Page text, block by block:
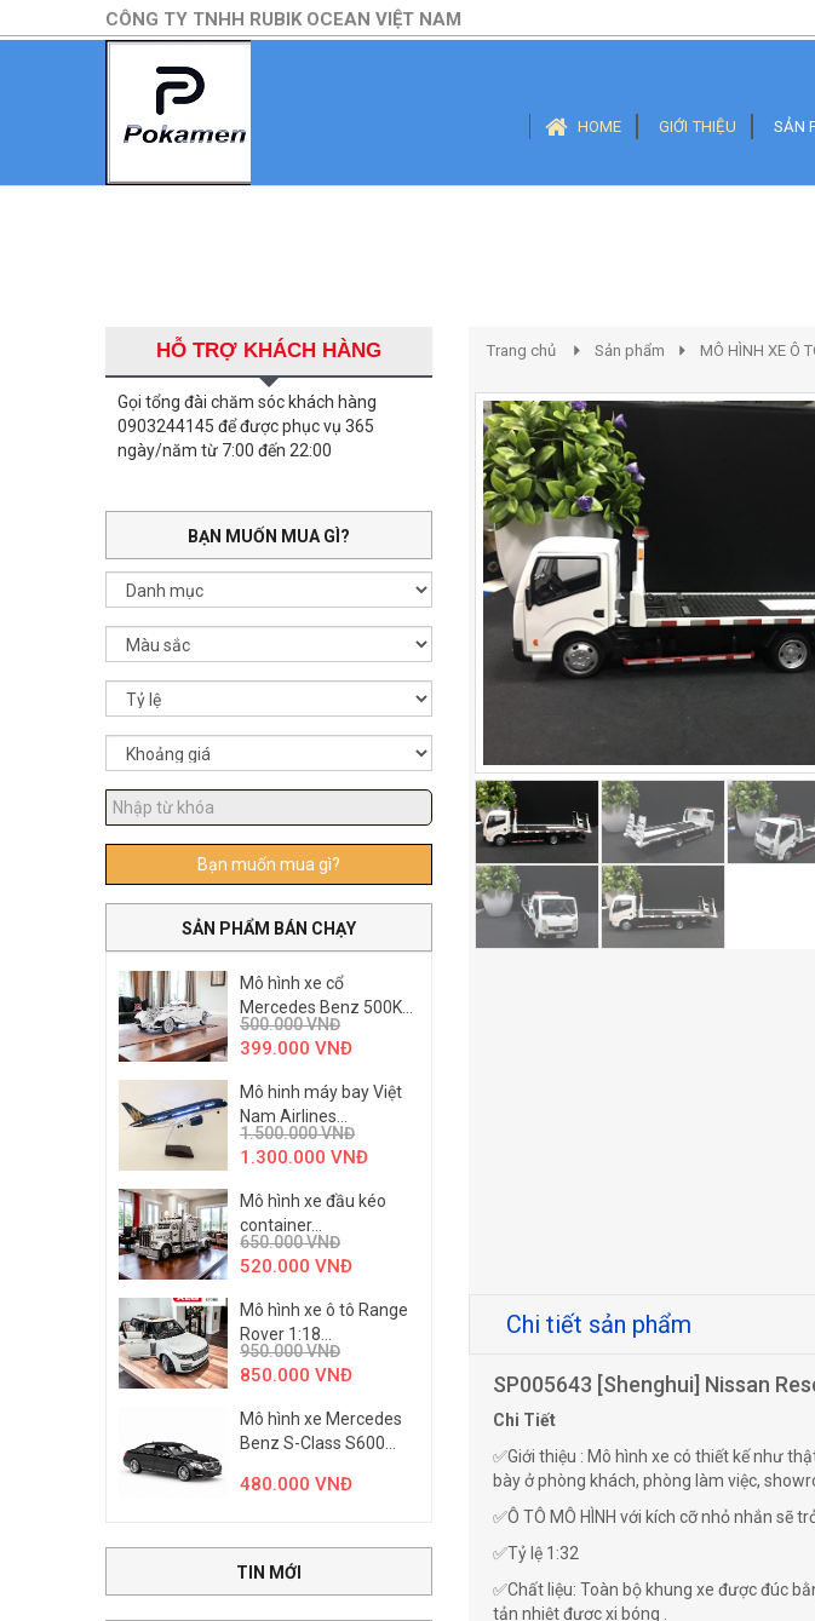
CÔNG TY TNHH RUBIK OCEAN VIỆT NAM
HOME GIỚI THIỆU SẢN
HỖ TRỢ KHÁCH HÀNG
Gọi tổng đài chăm sóc khách hàng
0903244145 để được phục vụ 365
ngày/năm từ 7:00 đến 22:00
BẠN MUỐN MUA GÌ?
Bạn muốn mua gì?
SẢN PHẨM BÁN CHẠY
Mô hình xe cổ
Mercedes Benz 500K...
500.000VNĐ
399.000 VNĐ
Mô hinh máy bay Việt
Nam Airlines...
1.500.000VNĐ
1.300.000 VNĐ
Mô hình xe đầu kéo
container...
650.000VNĐ
520.000 VNĐ
Mô hình xe ô tô Range
Rover 1:18...
950.000VNĐ
850.000 VNĐ
Mô hình xe Mercedes
Benz S-Class S600...
480.000 VNĐ
TIN MỚI
Trang chủ Sản phẩm MÔ HÌNH XE Ô
Chi tiết sản phẩm
SP005643 [Shenghui] Nissan
Chi Tiết
✅Giới thiệu : Mô hình xe có thiết kế như
bày ở phòng khách, phòng làm việc,
✅Ô TÔ MÔ HÌNH với kích cỡ nhỏ nhắn sẽ
✅Tỷ lệ 1:32
✅Chất liệu: Toàn bộ khung xe được đúc
tản nhiệt được xi bóng .